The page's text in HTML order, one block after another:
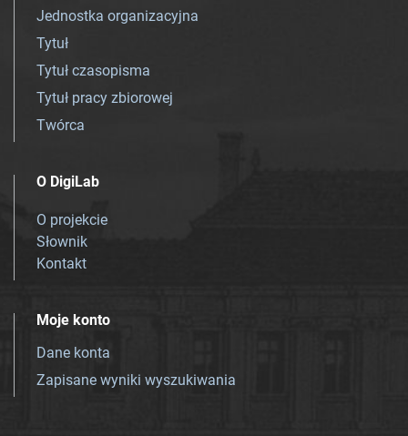
Jednostka organizacyjna
Tytuł
Tytuł czasopisma
Tytuł pracy zbiorowej
Twórca
O DigiLab
O projekcie
Słownik
Kontakt
Moje konto
Dane konta
Zapisane wyniki wyszukiwania